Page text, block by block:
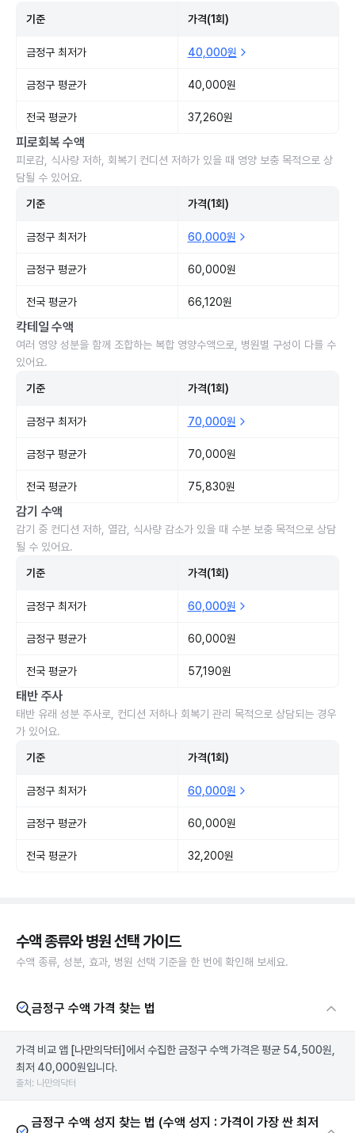
기준 가격(1회)
금정구 최저가 40,000원
금정구 평균가 40,000원
전국 평균가 37,260원
피로회복 수액
피로감, 식사량 저하, 회복기 컨디션 저하가 있을 때 영양 보충 목적으로 상
담될 수 있어요.
기준 가격(1회)
금정구 최저가 60,000원
금정구 평균가 60,000원
전국 평균가 66,120원
칵테일 수액
여러 영양 성분을 함께 조합하는 복합 영양수액으로, 병원별 구성이 다를 수
있어요.
기준 가격(1회)
금정구 최저가 70,000원
금정구 평균가 70,000원
전국 평균가 75,830원
감기 수액
감기 중 컨디션 저하, 열감, 식사량 감소가 있을 때 수분 보충 목적으로 상담
될 수 있어요.
기준 가격(1회)
금정구 최저가 60,000원
금정구 평균가 60,000원
전국 평균가 57,190원
태반 주사
태반 유래 성분 주사로, 컨디션 저하나 회복기 관리 목적으로 상담되는 경우
가 있어요.
기준 가격(1회)
금정구 최저가 60,000원
금정구 평균가 60,000원
전국 평균가 32,200원
수액 종류와 병원 선택 가이드
수액 종류, 성분, 효과, 병원 선택 기준을 한 번에 확인해 보세요.
금정구 수액 가격 찾는 법
가격 비교 앱 [나만의닥터] 에서 수집한 금정구 수액 가격은 평균 54,500원,
최저 40,000원입니다.
출처: 나만의닥터
금정구 수액 성지 찾는 법 (수액 성지 : 가격이 가장 싼 최저